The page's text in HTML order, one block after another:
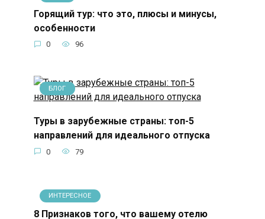
Горящий тур: что это, плюсы и минусы,
особенности
0 96
БЛОГ
Туры в зарубежные страны: топ-5
направлений для идеального отпуска
0 79
ИНТЕРЕСНОЕ
8 Признаков того, что вашему отелю